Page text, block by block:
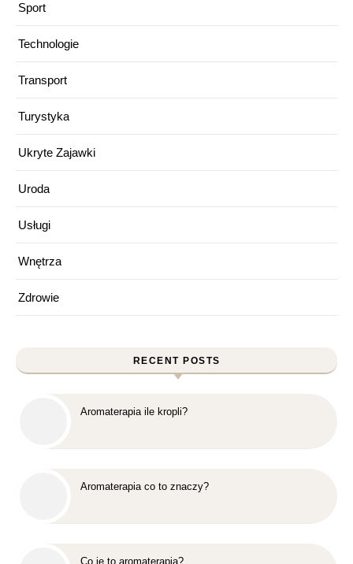
Sport
Technologie
Transport
Turystyka
Ukryte Zajawki
Uroda
Usługi
Wnętrza
Zdrowie
RECENT POSTS
Aromaterapia ile kropli?
Aromaterapia co to znaczy?
Co je to aromaterapia?